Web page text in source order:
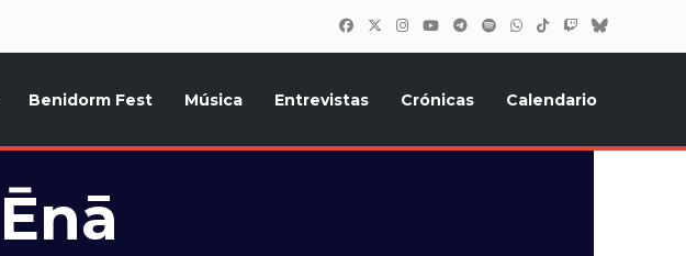
Benidorm Fest Música Entrevistas Crónicas Calendario